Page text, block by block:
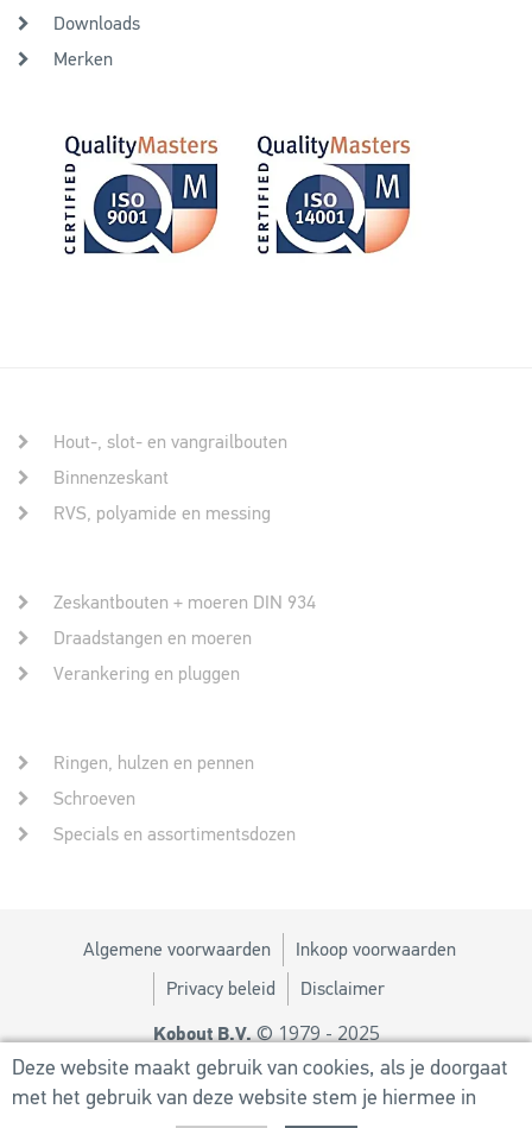
Deze website maakt gebruik van cookies, als je doorgaat
met het gebruik van deze website stem je hiermee in
Downloads
Merken
Hout-, slot- en vangrailbouten
Binnenzeskant
RVS, polyamide en messing
Zeskantbouten + moeren DIN 934
Draadstangen en moeren
Verankering en pluggen
Ringen, hulzen en pennen
Schroeven
Specials en assortimentsdozen
Algemene voorwaarden Inkoop voorwaarden
Privacy beleid Disclaimer
Kobout B.V.© 1979 - 2025
Ontwerp doorMM